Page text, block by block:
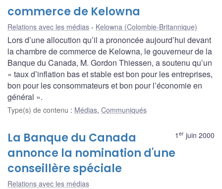
commerce de Kelowna
Relations avec les médias Kelowna (Colombie-Britannique)
Lors d’une allocution qu’il a prononcée aujourd’hui devant
la chambre de commerce de Kelowna, le gouverneur de la
Banque du Canada, M. Gordon Thiessen, a soutenu qu’un
« taux d’inflation bas et stable est bon pour les entreprises,
bon pour les consommateurs et bon pour l’économie en
général ».
Type(s) de contenu : Médias, Communiqués
1 er juin 2000
La Banque du Canada
annonce la nomination d'une
conseillère spéciale
Relations avec les médias